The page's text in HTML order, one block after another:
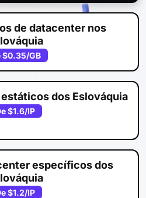
de datacenter nos
$0.35/GB
dos Eslováquia
$1.6/IP
específicos dos
$1.2/IP